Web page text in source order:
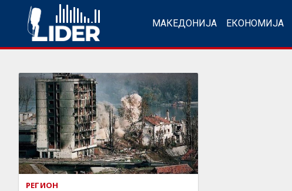
МАКЕДОНИЈА ЕКОНОМИЈА
РЕГИОН